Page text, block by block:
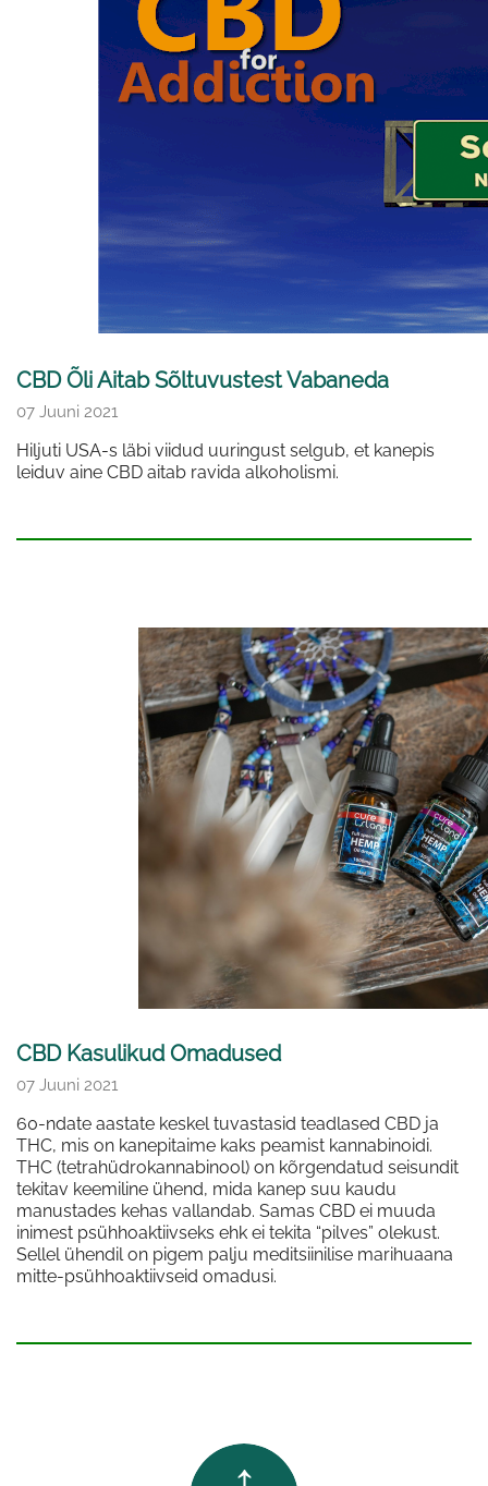
CBD Õli Aitab Sõltuvustest Vabaneda
07 Juuni 2021
Hiljuti USA-s läbi viidud uuringust selgub, et kanepis
leiduv aine CBD aitab ravida alkoholismi.
CBD Kasulikud Omadused
07 Juuni 2021
60-ndate aastate keskel tuvastasid teadlased CBD ja
THC, mis on kanepitaime kaks peamist kannabinoidi.
THC (tetrahüdrokannabinool) on kõrgendatud seisundit
tekitav keemiline ühend, mida kanep suu kaudu
manustades kehas vallandab. Samas CBD ei muuda
inimest psühhoaktiivseks ehk ei tekita “pilves” olekust.
Sellel ühendil on pigem palju meditsiinilise marihuaana
mitte-psühhoaktiivseid omadusi.